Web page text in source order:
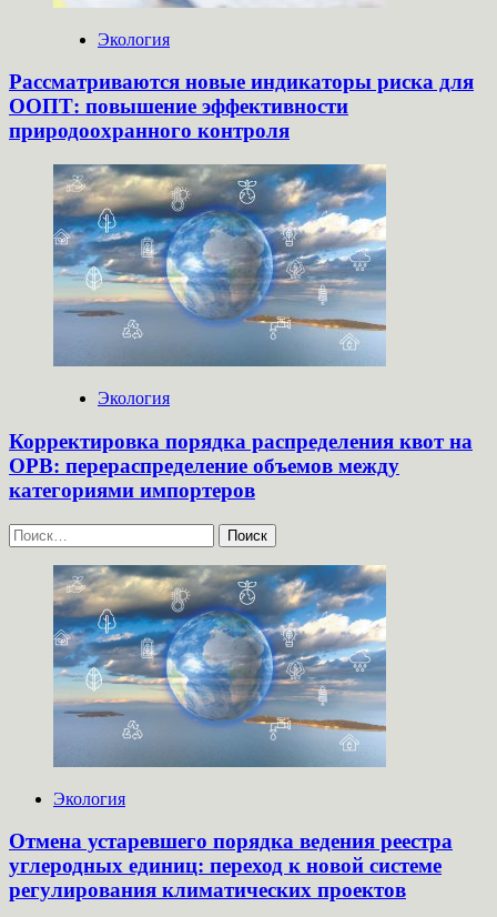
Экология
Рассматриваются новые индикаторы риска для
ООПТ: повышение эффективности
природоохранного контроля
Экология
Корректировка порядка распределения квот на
ОРВ: перераспределение объемов между
категориями импортеров
Найти:
Экология
Отмена устаревшего порядка ведения реестра
углеродных единиц: переход к новой системе
регулирования климатических проектов